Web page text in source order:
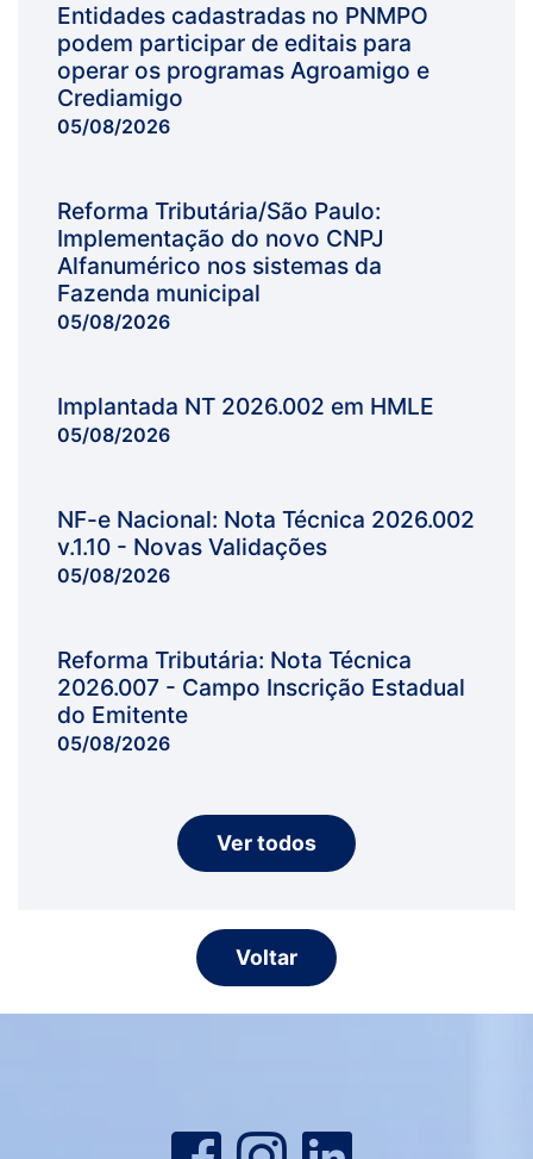
Entidades cadastradas no PNMPO
podem participar de editais para
operar os programas Agroamigo e
Crediamigo
05/08/2026
Reforma Tributária/São Paulo:
Implementação do novo CNPJ
Alfanumérico nos sistemas da
Fazenda municipal
05/08/2026
Implantada NT 2026.002 em HMLE
05/08/2026
NF-e Nacional: Nota Técnica 2026.002
v.1.10 - Novas Validações
05/08/2026
Reforma Tributária: Nota Técnica
2026.007 - Campo Inscrição Estadual
do Emitente
05/08/2026
Ver todos
Voltar